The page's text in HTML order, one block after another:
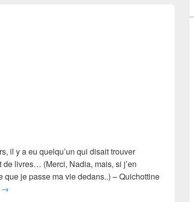
il y a eu quelqu’un qui disait trouver
livres… (Merci, Nadia, mais, si j’en
que je passe ma vie dedans..) – Quichottine
Carlos Fuentes
→